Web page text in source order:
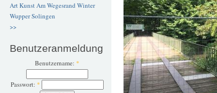
ArtKunstAm Wegesrand Winter
WupperSolingen
>>
Benutzeranmeldung
Benutzername: *
Passwort: *